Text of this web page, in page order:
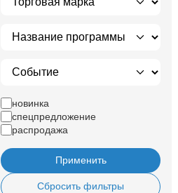
новинка
спецпредложение
распродажа
Применить
Сбросить фильтры